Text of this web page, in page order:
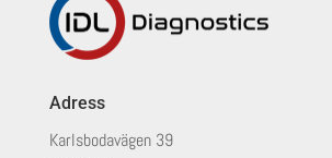
Adress
Karlsbodavägen 39